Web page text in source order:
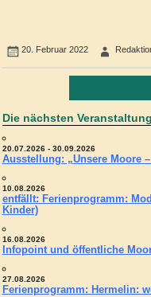
20. Februar 2022
Die nächsten
20.07.2026 - 30.09.2026
Ausstellung: „Unsere Moore
10.08.2026
entfällt: Ferienprogramm:
Kinder)
16.08.2026
Infopoint und öffentliche
27.08.2026
Ferienprogramm: Hermelin: